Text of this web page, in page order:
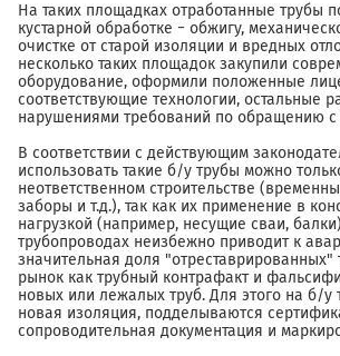
На таких площадках отработанные трубы
кустарной обработке − обжигу,
очистке от старой изоляции и вредных
несколько таких площадок закупили
оборудование, оформили положенные
соответствующие технологии, остальные
нарушениями требований по обращению с
В соответствии с действующим
использовать такие б/у трубы можно
неответственном строительстве
заборы и т.д.), так как их применение в
нагрузкой (например, несущие сваи,
трубопроводах неизбежно приводит к
значительная доля "отреставрированных"
рынок как трубный контрафакт и
новых или лежалых труб. Для этого на б/у
новая изоляция, подделываются
сопроводительная документация и